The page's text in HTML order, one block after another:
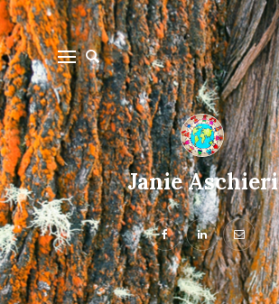
Janie Aschieri